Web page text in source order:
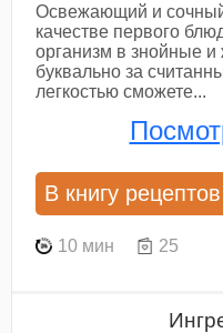
Освежающий и
качестве первого
организм в знойные и
буквально за
легкостью сможете...
В книгу рецептов
10 мин 25